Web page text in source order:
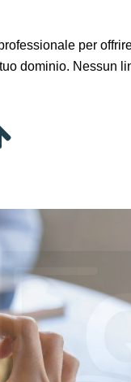
per
dominio. Nessun